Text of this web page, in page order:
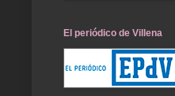
El periódico de Villena